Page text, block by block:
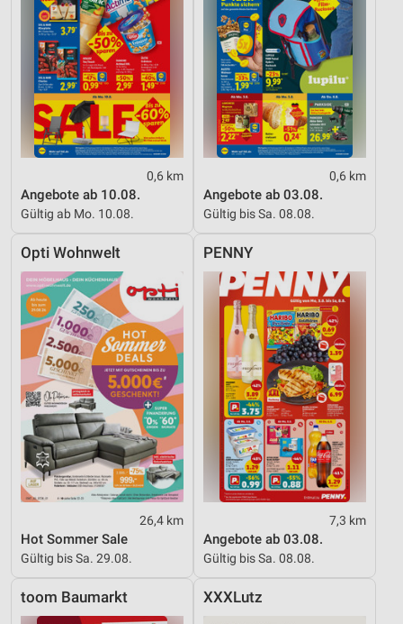
0,6 km
Angebote ab 10.08.
Gültig ab Mo. 10.08.
0,6 km
Angebote ab 03.08.
Gültig bis Sa. 08.08.
Opti Wohnwelt
26,4 km
Hot Sommer Sale
Gültig bis Sa. 29.08.
PENNY
7,3 km
Angebote ab 03.08.
Gültig bis Sa. 08.08.
toom Baumarkt XXXLutz